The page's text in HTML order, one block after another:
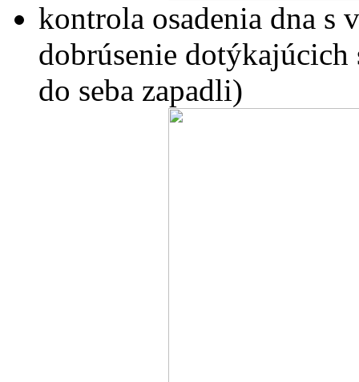
kontrola osadenia dna s
dobrúsenie
do seba zapadli)